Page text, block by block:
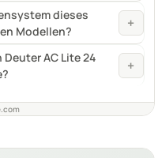
dieses
Modellen?
+
AC Lite 24
+